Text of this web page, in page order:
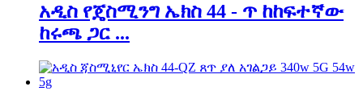
አዲስ የጄስሚንግ ኤክስ 44 - ጥ ከከፍተኛው
ከሩጫ ጋር ...